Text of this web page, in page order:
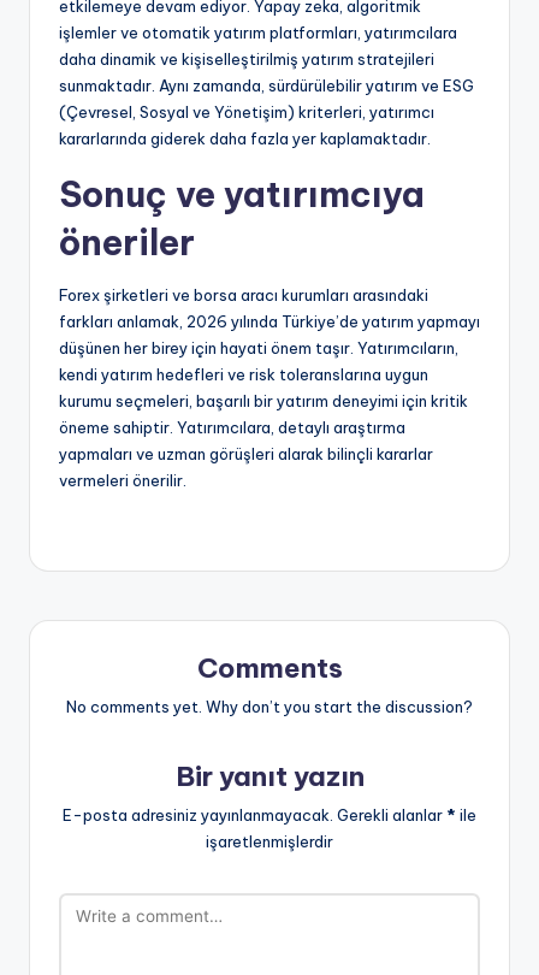
etkilemeye devam ediyor. Yapay zeka, algoritmik
işlemler ve otomatik yatırım platformları, yatırımcılara
daha dinamik ve kişiselleştirilmiş yatırım stratejileri
sunmaktadır. Aynı zamanda, sürdürülebilir yatırım ve ESG
(Çevresel, Sosyal ve Yönetişim) kriterleri, yatırımcı
kararlarında giderek daha fazla yer kaplamaktadır.
Sonuç ve yatırımcıya
öneriler
Forex şirketleri ve borsa aracı kurumları arasındaki
farkları anlamak, 2026 yılında Türkiye’de yatırım yapmayı
düşünen her birey için hayati önem taşır. Yatırımcıların,
kendi yatırım hedefleri ve risk toleranslarına uygun
kurumu seçmeleri, başarılı bir yatırım deneyimi için kritik
öneme sahiptir. Yatırımcılara, detaylı araştırma
yapmaları ve uzman görüşleri alarak bilinçli kararlar
vermeleri önerilir.
Comments
No comments yet. Why don’t you start the discussion?
Bir yanıt yazın
E-posta adresiniz yayınlanmayacak. Gerekli alanlar * ile
işaretlenmişlerdir